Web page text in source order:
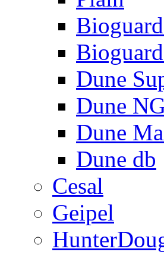
Dune
Dune
Dune
Dune db
Cesal
Geipel